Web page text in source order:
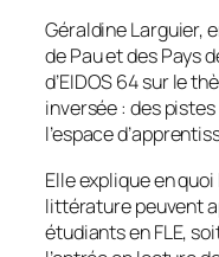
Géraldine Larguier,
de Pau et des Pays
d’EIDOS 64 sur le
inversée : des
l’espace
Elle explique en
littérature peuvent
étudiants en FLE,